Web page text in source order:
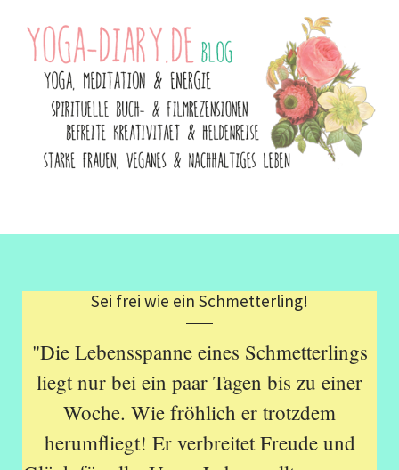
Sei frei wie ein Schmetterling!
"Die Lebensspanne eines Schmetterlings
liegt nur bei ein paar Tagen bis zu einer
Woche. Wie fröhlich er trotzdem
herumfliegt! Er verbreitet Freude und